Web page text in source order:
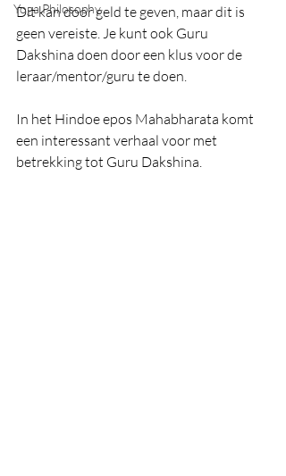
Yoga Philosophy
Dit kan door geld te geven, maar dit is
geen vereiste. Je kunt ook Guru
Dakshina doen door een klus voor de
leraar/mentor/guru te doen.
In het Hindoe epos Mahabharata komt
een interessant verhaal voor met
betrekking tot Guru Dakshina.